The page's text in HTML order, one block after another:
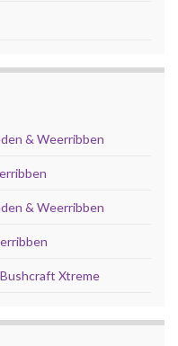
& Weerribben
& Weerribben
Xtreme